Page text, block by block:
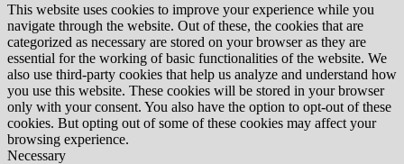
This website uses cookies to improve your experience while you
navigate through the website. Out of these, the cookies that are
categorized as necessary are stored on your browser as they are
essential for the working of basic functionalities of the website. We
also use third-party cookies that help us analyze and understand how
you use this website. These cookies will be stored in your browser
only with your consent. You also have the option to opt-out of these
cookies. But opting out of some of these cookies may affect your
browsing experience.
Necessary